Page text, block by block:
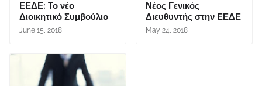
ΕΕΔΕ: Το νέο
Διοικητικό Συμβούλιο
June 15, 2018
Νέος Γενικός
Διευθυντής στην ΕΕΔΕ
May 24, 2018